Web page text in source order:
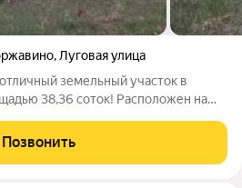
, Луговая улица
земельный участок в
38,36 соток! Расположен на
хороший грунтовый подъезд.
Позвонить